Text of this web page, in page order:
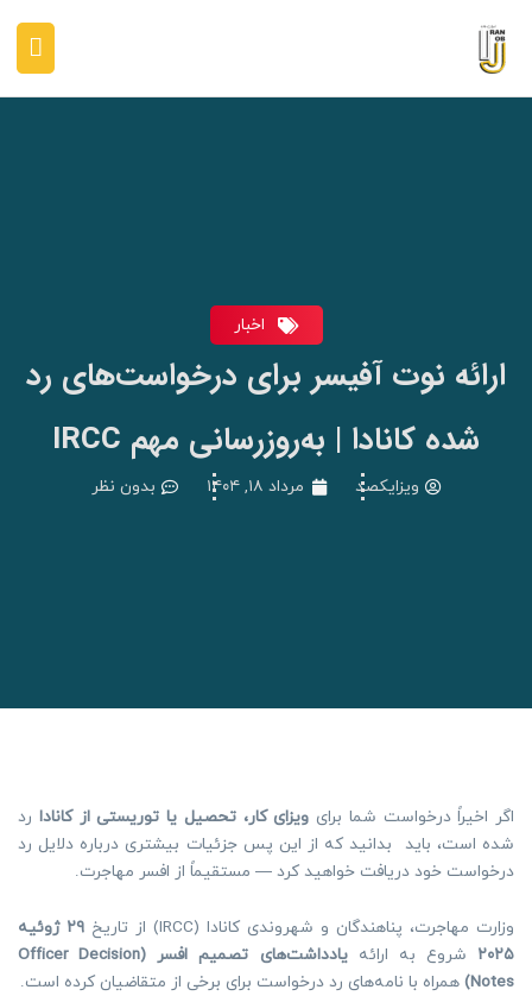
محتوا
اخبار
ارائه نوت آفیسر برای درخواست‌های رد
شده کانادا | به‌روزرسانی مهم IRCC
ویزایکصد مرداد ۱۸, ۱۴۰۴ بدون نظر
اگر اخیراً درخواست شما برای ویزای کار، تحصیل یا توریستی از کانادا رد
شده است، باید بدانید که از این پس جزئیات بیشتری درباره دلایل رد
درخواست خود دریافت خواهید کرد — مستقیماً از افسر مهاجرت.
وزارت مهاجرت، پناهندگان و شهروندی کانادا (IRCC) از تاریخ ۲۹ ژوئیه
۲۰۲۵ شروع به ارائهیادداشت‌های تصمیم افسر
(Officer Decision
Notes) همراه با نامه‌های رد درخواست برای برخی از متقاضیان کرده است.